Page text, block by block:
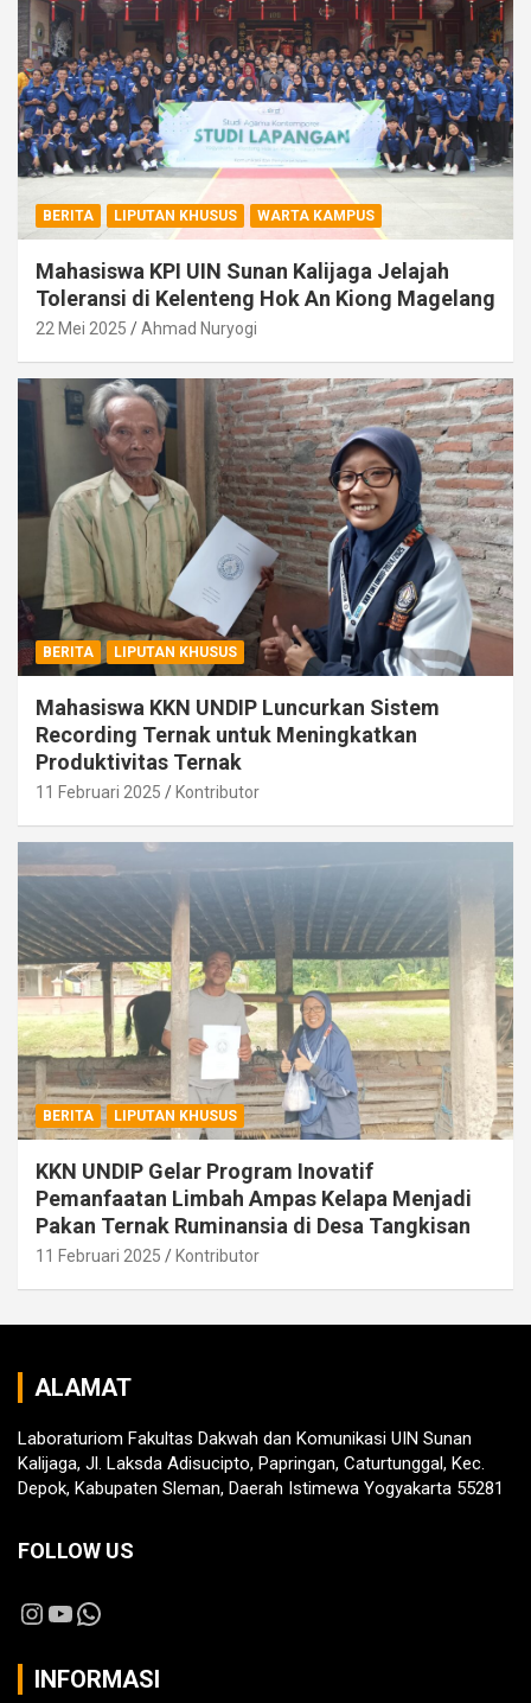
BERITA LIPUTAN KHUSUS WARTA KAMPUS
Mahasiswa KPI UIN Sunan Kalijaga Jelajah
Toleransi di Kelenteng Hok An Kiong Magelang
22 Mei 2025 Ahmad Nuryogi
BERITA LIPUTAN KHUSUS
Mahasiswa KKN UNDIP Luncurkan Sistem
Recording Ternak untuk Meningkatkan
Produktivitas Ternak
11 Februari 2025 Kontributor
BERITA LIPUTAN KHUSUS
KKN UNDIP Gelar Program Inovatif
Pemanfaatan Limbah Ampas Kelapa Menjadi
Pakan Ternak Ruminansia di Desa Tangkisan
11 Februari 2025 Kontributor
ALAMAT
Laboraturiom Fakultas Dakwah dan Komunikasi UIN Sunan
Kalijaga, Jl. Laksda Adisucipto, Papringan, Caturtunggal, Kec.
Depok, Kabupaten Sleman, Daerah Istimewa Yogyakarta 55281
FOLLOW US
Instagram
YouTube
WhatsApp
INFORMASI